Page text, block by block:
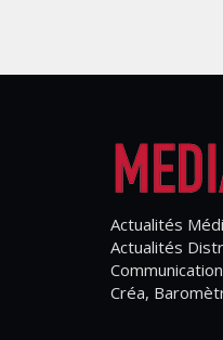
Actualités
Actualités
Créa,